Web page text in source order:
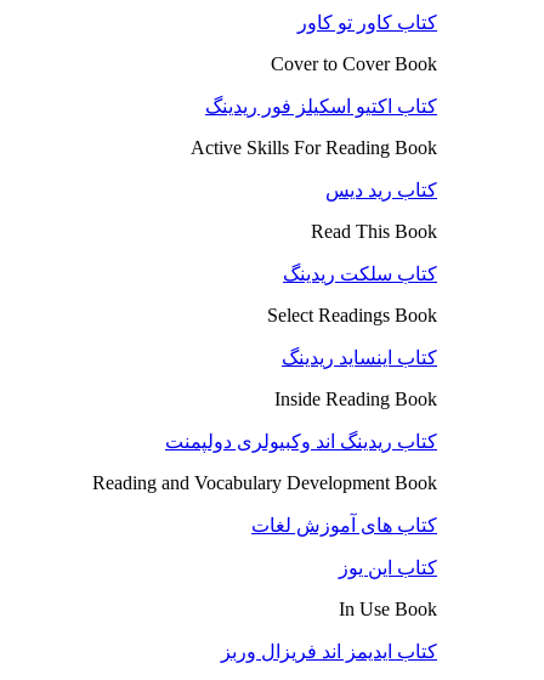
کتاب کاور تو کاور
Cover to Cover Book
کتاب اکتیو اسکیلز فور ریدینگ
Active Skills For Reading Book
کتاب رید دیس
Read This Book
کتاب سلکت ریدینگ
Select Readings Book
کتاب اینساید ریدینگ
Inside Reading Book
کتاب ریدینگ اند وکبیولری دولپمنت
Reading and Vocabulary Development Book
کتاب های آموزش لغات
کتاب این یوز
In Use Book
کتاب ایدیمز اند فریزال وربز